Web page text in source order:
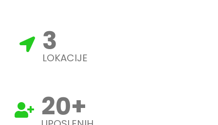
3
LOKACIJE
20+